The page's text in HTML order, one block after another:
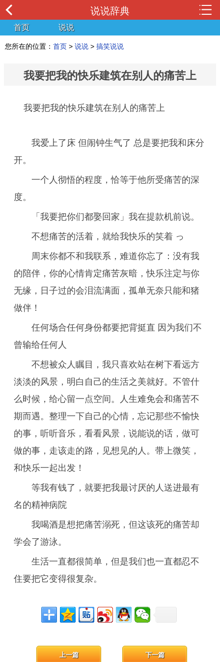
说说辞典
首页 说说
您所在的位置： 首页 > 说说 > 搞笑说说
我要把我的快乐建筑在别人的痛苦上
我要把我的快乐建筑在别人的痛苦上
我爱上了床 但闹钟生气了 总是要把我和床分
开。
一个人彻悟的程度，恰等于他所受痛苦的深
度。
「我要把你们都娶回家」我在提款机前说。
不想痛苦的活着，就给我快乐的笑着 っ
周末你都不和我联系，难道你忘了：没有我
的陪伴，你的心情肯定痛苦灰暗，快乐注定与你
无缘，日子过的会泪流满面，孤单无奈只能和猪
做伴！
任何场合任何身份都要把背挺直 因为我们不
曾输给任何人
不想被众人瞩目，我只喜欢站在树下看远方
淡淡的风景，明白自己的生活之美就好。不管什
么时候，给心留一点空间。人生难免会和痛苦不
期而遇。整理一下自己的心情，忘记那些不愉快
的事，听听音乐，看看风景，说能说的话，做可
做的事，走该走的路，见想见的人。带上微笑，
和快乐一起出发！
等我有钱了，就要把我最讨厌的人送进最有
名的精神病院
我喝酒是想把痛苦溺死，但这该死的痛苦却
学会了游泳。
生活一直都很简单，但是我们也一直都忍不
住要把它变得很复杂。
下一篇
上一篇